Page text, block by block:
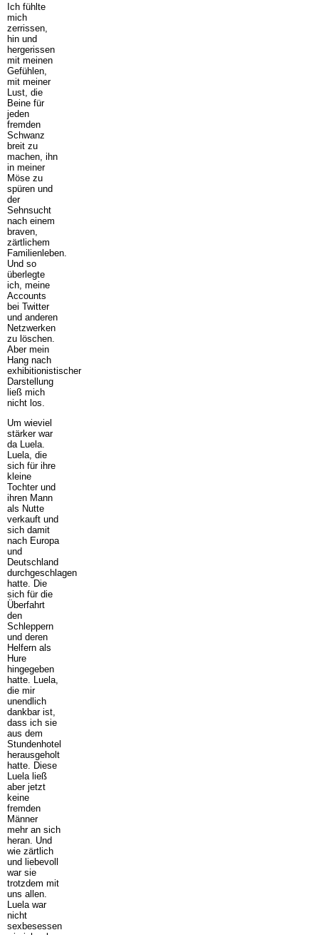
Ich fühlte
mich
zerrissen,
hin und
hergerissen
mit meinen
Gefühlen,
mit meiner
Lust, die
Beine für
jeden
fremden
Schwanz
breit zu
machen, ihn
in meiner
Möse zu
spüren und
der
Sehnsucht
nach einem
braven,
zärtlichem
Familienleben.
Und so
überlegte
ich, meine
Accounts
bei Twitter
und anderen
Netzwerken
zu löschen.
Aber mein
Hang nach
exhibitionistischer
Darstellung
ließ mich
nicht los.
Um wieviel
stärker war
da Luela.
Luela, die
sich für ihre
kleine
Tochter und
ihren Mann
als Nutte
verkauft und
sich damit
nach Europa
und
Deutschland
durchgeschlagen
hatte. Die
sich für die
Überfahrt
den
Schleppern
und deren
Helfern als
Hure
hingegeben
hatte. Luela,
die mir
unendlich
dankbar ist,
dass ich sie
aus dem
Stundenhotel
herausgeholt
hatte. Diese
Luela ließ
aber jetzt
keine
fremden
Männer
mehr an sich
heran. Und
wie zärtlich
und liebevoll
war sie
trotzdem mit
uns allen.
Luela war
nicht
sexbesessen